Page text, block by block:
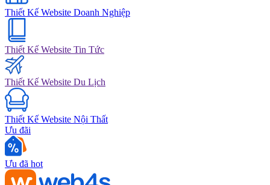
Thiết Kế Website Doanh Nghiệp
Thiết Kế Website Tin Tức
Thiết Kế Website Du Lịch
Thiết Kế Website Nội Thất
Ưu đãi
Ưu đã hot